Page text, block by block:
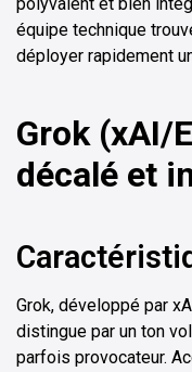
équipe technique
déployer rapidement
Grok (xAI/
décalé et
Grok, développé par
distingue par un ton
parfois provocateur.